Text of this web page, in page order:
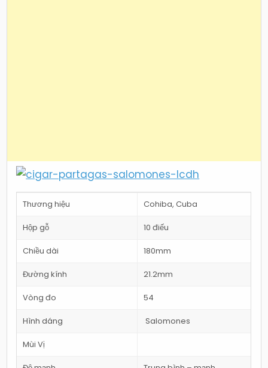
Thương hiệu Cohiba, Cuba
Hộp gỗ 10 điếu
Chiều dài 180mm
Đường kính 21.2mm
Vòng đo 54
Hình dáng Salomones
Mùi Vị